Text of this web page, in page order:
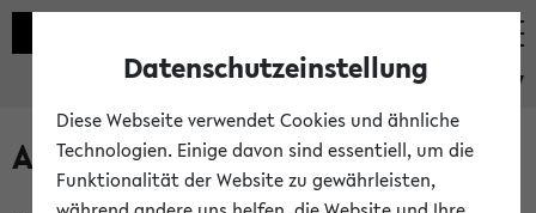
eKVV
Anmeldung am eKVV
Datenschutzeinstellung
Diese Webseite verwendet Cookies und ähnliche
Technologien. Einige davon sind essentiell, um die
Funktionalität der Website zu gewährleisten,